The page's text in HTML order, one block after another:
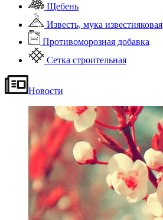
Щебень
Известь, мука известняковая
Противоморозная добавка
Сетка строительная
Новости